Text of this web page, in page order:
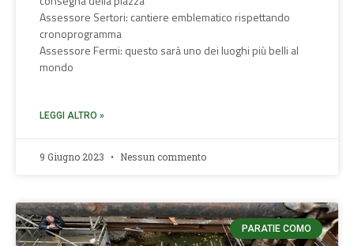
Assessore Sertori: cantiere emblematico rispettando
cronoprogramma
Assessore Fermi: questo sarà uno dei luoghi più belli al
mondo
LEGGI ALTRO »
9 Giugno 2023 Nessun commento
PARATIE COMO